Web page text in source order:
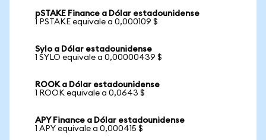
pSTAKE Finance a Dólar estadounidense
1 PSTAKE equivale a 0,000109 $
Sylo a Dólar estadounidense
1 SYLO equivale a 0,00000439 $
ROOK a Dólar estadounidense
1 ROOK equivale a 0,0643 $
APY Finance a Dólar estadounidense
1 APY equivale a 0,000415 $